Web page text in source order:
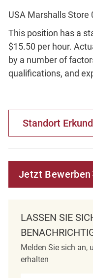
USA Marshalls Store
This position has a
$15.50 per hour.
by a number of
qualifications, and
Standort
Jetzt Bewerben
LASSEN SIE
Melden Sie sich an,
erhalten